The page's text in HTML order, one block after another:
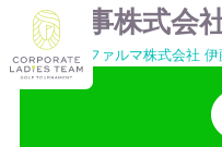
三菱商事株式会
Meiji Seika ファルマ株式会社 伊